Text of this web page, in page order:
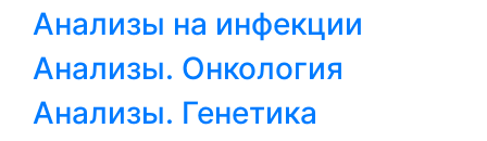
Анализы на инфекции
Анализы. Онкология
Анализы. Генетика